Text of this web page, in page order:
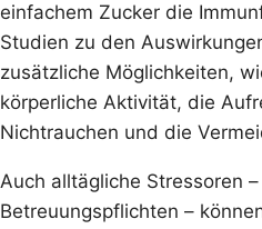
einfachem Zucker die
Studien zu den
zusätzliche Möglichkeiten,
körperliche Aktivität, die
Nichtrauchen und die
Auch alltägliche Stressoren
Betreuungspflichten –